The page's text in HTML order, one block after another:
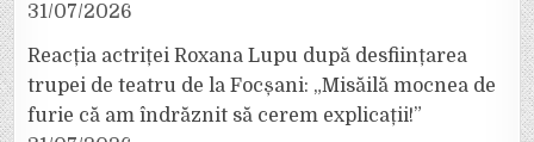
31/07/2026
Reacția actriței Roxana Lupu după desființarea
trupei de teatru de la Focșani: „Misăilă mocnea de
furie că am îndrăznit să cerem explicații!”